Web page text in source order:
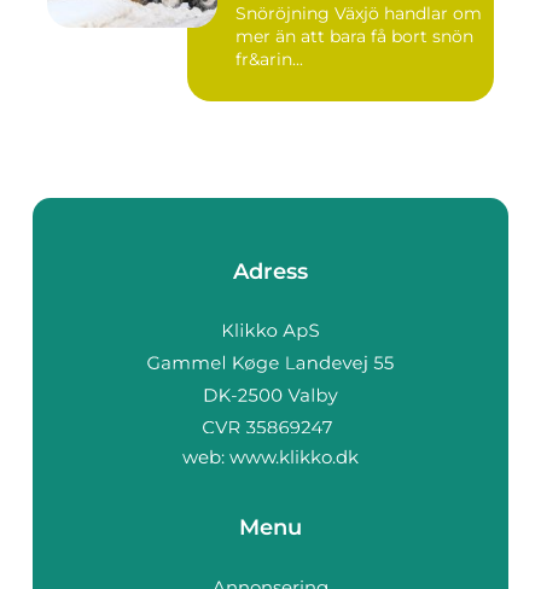
Snöröjning Växjö handlar om
mer än att bara få bort snön
fr&arin...
Adress
web: www.klikko.dk
Menu